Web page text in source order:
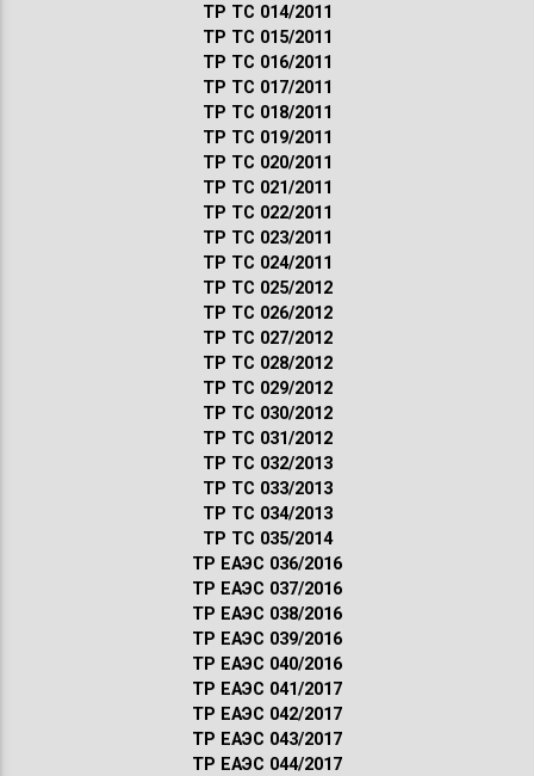
ТР ТС 014/2011
ТР ТС 015/2011
ТР ТС 016/2011
ТР ТС 017/2011
ТР ТС 018/2011
ТР ТС 019/2011
ТР ТС 020/2011
ТР ТС 021/2011
ТР ТС 022/2011
ТР ТС 023/2011
ТР ТС 024/2011
ТР ТС 025/2012
ТР ТС 026/2012
ТР ТС 027/2012
ТР ТС 028/2012
ТР ТС 029/2012
ТР ТС 030/2012
ТР ТС 031/2012
ТР ТС 032/2013
ТР ТС 033/2013
ТР ТС 034/2013
ТР ТС 035/2014
ТР ЕАЭС 036/2016
ТР ЕАЭС 037/2016
ТР ЕАЭС 038/2016
ТР ЕАЭС 039/2016
ТР ЕАЭС 040/2016
ТР ЕАЭС 041/2017
ТР ЕАЭС 042/2017
ТР ЕАЭС 043/2017
ТР ЕАЭС 044/2017